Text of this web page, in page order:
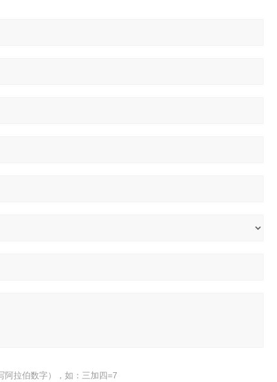
阿拉伯数字），如：三加四=7